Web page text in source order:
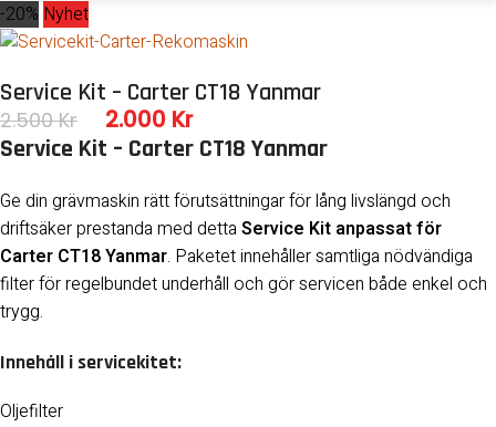
-20% Nyhet
Service Kit – Carter CT18 Yanmar
2.500Kr 2.000 Kr
Service Kit – Carter CT18 Yanmar
Ge din grävmaskin rätt förutsättningar för lång livslängd och
driftsäker prestanda med dettaService Kit anpassat för
Carter CT18 Yanmar. Paketet innehåller samtliga nödvändiga
filter för regelbundet underhåll och gör servicen både enkel och
trygg.
Innehåll i servicekitet:
Oljefilter